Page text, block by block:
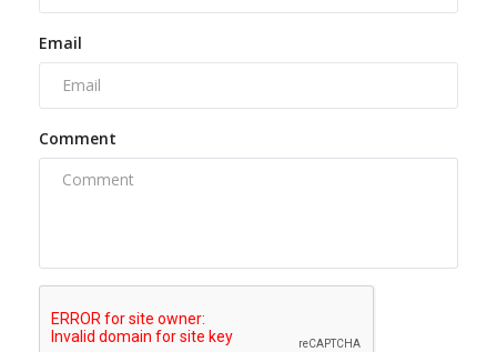
Email
Comment